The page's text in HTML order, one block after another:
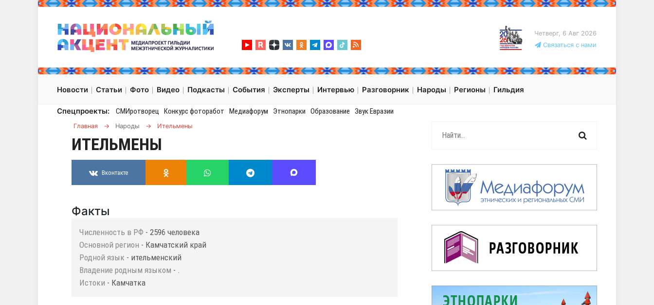
Четверг, 6 Авг 2026
Связаться с нами
Новости Статьи Фото Видео Подкасты События Эксперты Интервью Разговорник Народы Регионы Гильдия
Спецпроекты: СМИротворец Конкурс фоторабот Медиафорум Этнопарки Образование Звук Евразии
Главная → Народы → Ительмены
ИТЕЛЬМЕНЫ
Вконтакте
Факты
Численность в РФ - 2596 человека
Основной регион - Камчатский край
Родной язык - ительменский
Владение родным языком - .
Истоки - Камчатка